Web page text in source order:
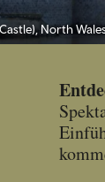
North